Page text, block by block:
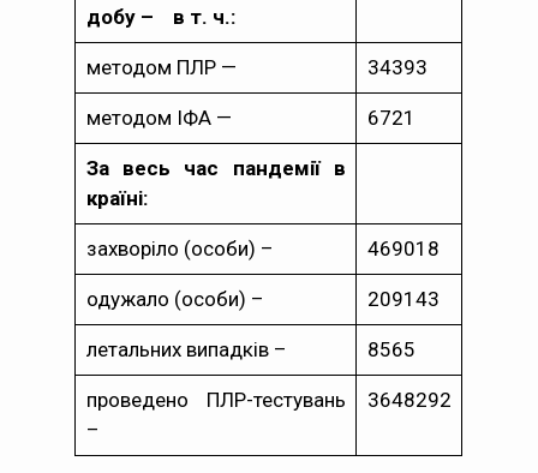
добу –
в т. ч.:
методом ПЛР — 34393
методом ІФА — 6721
За весь час пандемії в
країні:
захворіло (особи) – 469018
одужало (особи) – 209143
летальних випадків – 8565
проведено ПЛР-тестувань
–
3648292